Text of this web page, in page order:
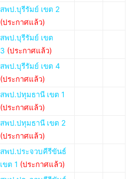
สพป.บุรีรัมย์ เขต 2
(ประกาศแล้ว)
สพป.บุรีรัมย์ เขต
3 (ประกาศแล้ว)
สพป.บุรีรัมย์ เขต 4
(ประกาศแล้ว)
สพป.ปทุมธานี เขต 1
(ประกาศแล้ว)
สพป.ปทุมธานี เขต 2
(ประกาศแล้ว)
สพป.ประจวบคีรีขันธ์
เขต 1 (ประกาศแล้ว)